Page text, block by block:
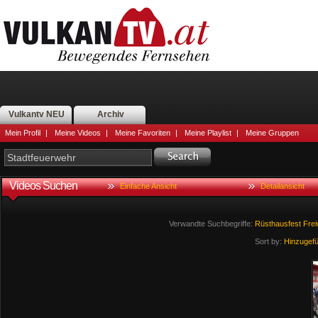
Vulkantv NEU Archiv
Mein Profil | Meine Videos | Meine Favoriten | Meine Playlist | Meine Gruppen
Videos Suchen Einfache Ansicht Detailansicht
Verwandte Suchbegriffe: Rüsthausfest
Sort by: